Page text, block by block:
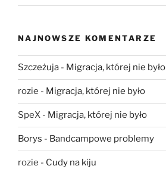
NAJNOWSZE KOMENTARZE
Szczeżuja - Migracja, której nie było
rozie - Migracja, której nie było
SpeX - Migracja, której nie było
Borys - Bandcampowe problemy
rozie - Cudy na kiju